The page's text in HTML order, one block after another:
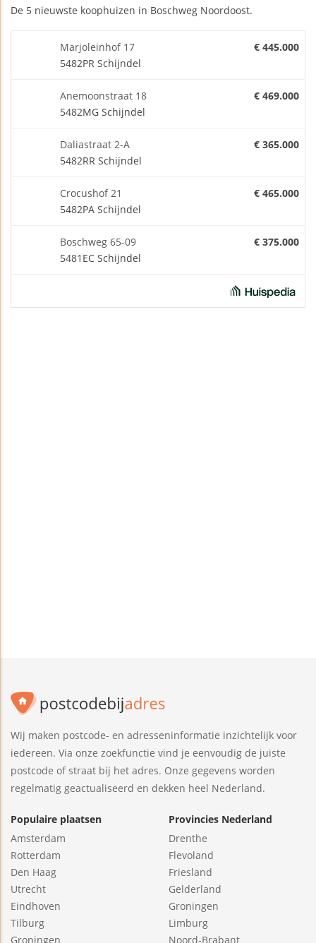
De 5 nieuwste koophuizen in Boschweg Noordoost.
Marjoleinhof 17
5482PR Schijndel
€ 445.000
Anemoonstraat 18
5482MG Schijndel
€ 469.000
Daliastraat 2-A
5482RR Schijndel
€ 365.000
Crocushof 21
5482PA Schijndel
€ 465.000
Boschweg 65-09
5481EC Schijndel
€ 375.000
Wij maken postcode- en adresseninformatie inzichtelijk voor
iedereen. Via onze zoekfunctie vind je eenvoudig de juiste
postcode of straat bij het adres. Onze gegevens worden
regelmatig geactualiseerd en dekken heel Nederland.
Populaire plaatsen
Amsterdam
Rotterdam
Den Haag
Utrecht
Eindhoven
Tilburg
Groningen
Provincies Nederland
Drenthe
Flevoland
Friesland
Gelderland
Groningen
Limburg
Noord-Brabant